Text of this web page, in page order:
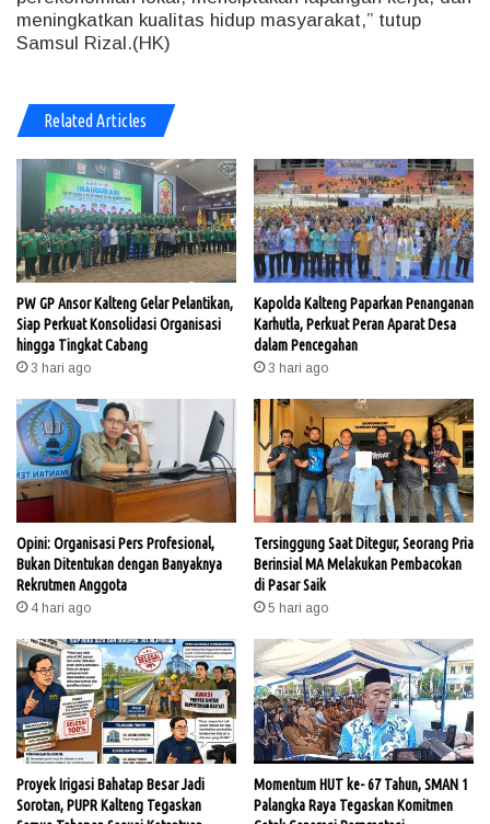
meningkatkan kualitas hidup masyarakat,” tutup
Samsul Rizal.(HK)
Related Articles
PW GP Ansor Kalteng Gelar Pelantikan,
Siap Perkuat Konsolidasi Organisasi
hingga Tingkat Cabang
3 hari ago
Kapolda Kalteng Paparkan Penanganan
Karhutla, Perkuat Peran Aparat Desa
dalam Pencegahan
3 hari ago
Opini: Organisasi Pers Profesional,
Bukan Ditentukan dengan Banyaknya
Rekrutmen Anggota
4 hari ago
Tersinggung Saat Ditegur, Seorang Pria
Berinsial MA Melakukan Pembacokan
di Pasar Saik
5 hari ago
Proyek Irigasi Bahatap Besar Jadi
Sorotan, PUPR Kalteng Tegaskan
Momentum HUT ke- 67 Tahun, SMAN 1
Palangka Raya Tegaskan Komitmen